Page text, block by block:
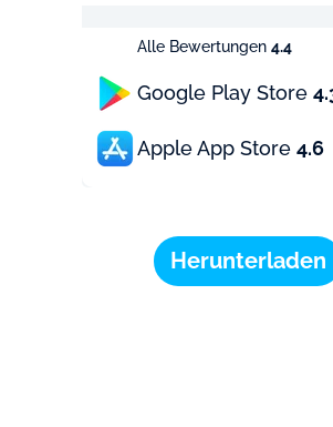
Alle Bewertungen 4.4
Google Play Store
Apple App Store 4.6
Herunterladen